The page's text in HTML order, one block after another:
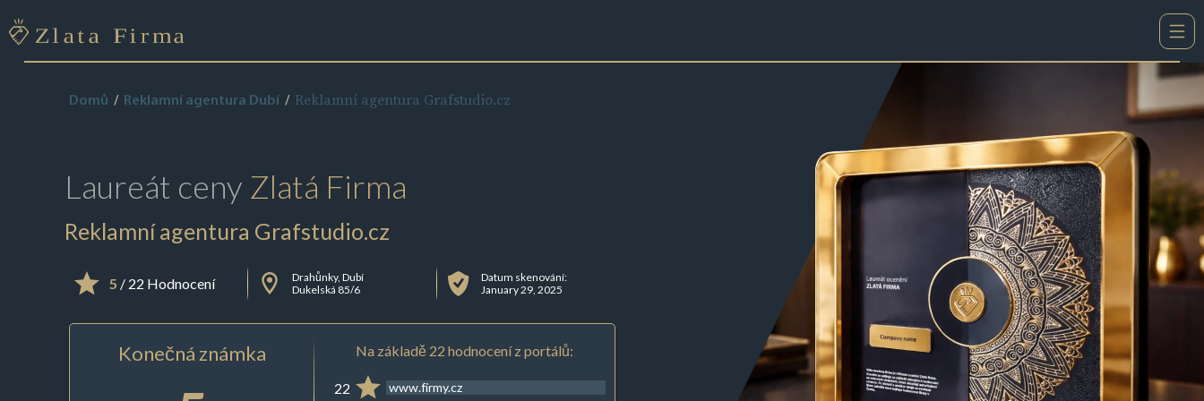
Domů Reklamní agentura Dubí Reklamní agentura Grafstudio.cz
Laureát ceny Zlatá Firma
Reklamní agentura Grafstudio.cz
5 / 22 Hodnocení
Drahůnky, Dubí
Dukelská 85/6
Datum skenování:
January 29, 2025
Konečná známka Na základě 22 hodnocení z portálů:
22 www.firmy.cz